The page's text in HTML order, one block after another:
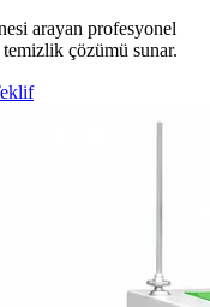
arayan profesyonel
çözümü sunar.